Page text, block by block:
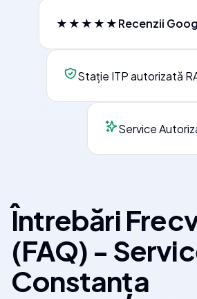
★★★★★Recenzii
Stație ITP autorizată
Service
Întrebări
(FAQ) -
Constanța